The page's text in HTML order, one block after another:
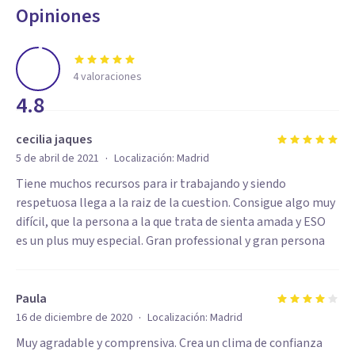
Opiniones
4.8
4valoraciones
cecilia jaques
5 de abril de 2021 · Localización: Madrid
Tiene muchos recursos para ir trabajando y siendo
respetuosa llega a la raiz de la cuestion. Consigue algo muy
difícil, que la persona a la que trata de sienta amada y ESO
es un plus muy especial. Gran professional y gran persona
Paula
16 de diciembre de 2020 · Localización: Madrid
Muy agradable y comprensiva. Crea un clima de confianza